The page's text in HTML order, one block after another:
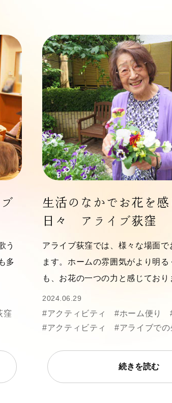
う
多
窪
生活のなかでお花を感
日々 アライブ荻窪
アライブ荻窪では、様々な場面で
ます。ホームの雰囲気がより明
も、お花の一つの力と感じてお
2024.06.29
#アクティビティ #ホーム便り
#アクティビティ
#アライブでの
続きを読む